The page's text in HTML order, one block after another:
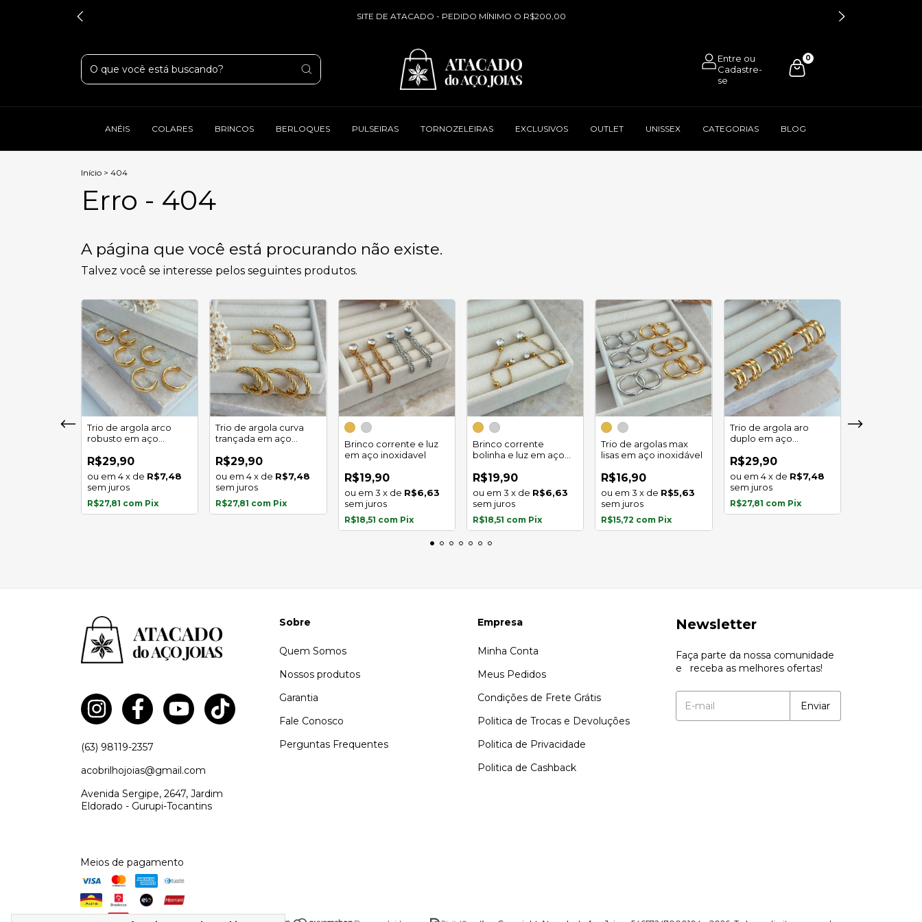
SITE DE ATACADO - PEDIDO MÍNIMO O R$200,00
0
ANÉIS COLARES BRINCOS BERLOQUES PULSEIRAS TORNOZELEIRAS EXCLUSIVOS OUTLET UNISSEX CATEGORIAS BLOG
Início > 404
Erro - 404
A página que você está procurando não existe.
Talvez você se interesse pelos seguintes produtos.
Trio de argola arco
robusto em aço
R$29,90
4x de R$7,48
sem juros
R$27,81 com Pix
Trio de argola curva
trançada em aço
R$29,90
4 x de R$7,48
sem juros
R$27,81 com Pix
Brinco corrente e luz
em aço inoxidavel
R$19,90
3 x de R$6,63
sem juros
R$18,51 com Pix
Brinco corrente
bolinha e luz em aço
R$19,90
3 x de R$6,63
sem juros
R$18,51 com Pix
Trio de argolas max
lisas em aço inoxidável
R$16,90
3 x de R$5,63
sem juros
R$15,72 com Pix
Trio de argola aro
duplo em aço
R$29,90
4 x de R$7,48
sem juros
R$27,81 com Pix
(63) 98119-2357
acobrilhojoias@gmail.com
Avenida Sergipe, 2647, Jardim
Eldorado - Gurupi-Tocantins
Sobre
Quem Somos
Nossos produtos
Garantia
Fale Conosco
Perguntas Frequentes
Empresa
Minha Conta
Meus Pedidos
Condições de Frete Grátis
Politica de Trocas e Devoluções
Politica de Privacidade
Politica de Cashback
Newsletter
Faça parte da nossa comunidade
e receba as melhores ofertas!
Meios de pagamento